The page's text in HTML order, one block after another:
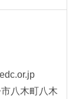
八木町八木